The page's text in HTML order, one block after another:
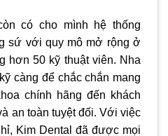
có cho mình hệ thống
sứ với quy mô mở rộng ở
hơn 50 kỹ thuật viên. Nha
càng để chắc chắn mang
chính hãng đến khách
an toàn tuyệt đối. Với việc
Kim Dental đã được mọi